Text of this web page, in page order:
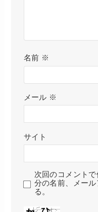
名前 ※
メール ※
サイト
次回のコメント
分の名前、メー
る。